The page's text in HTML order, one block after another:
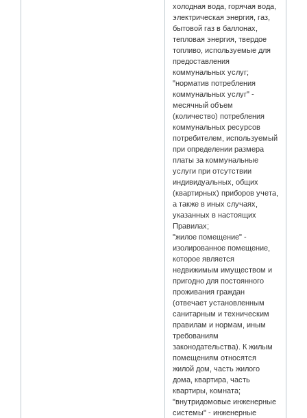
холодная вода, горячая вода,
электрическая энергия, газ,
бытовой газ в баллонах,
тепловая энергия, твердое
топливо, используемые для
предоставления
коммунальных услуг;
"норматив потребления
коммунальных услуг" -
месячный объем
(количество) потребления
коммунальных ресурсов
потребителем, используемый
при определении размера
платы за коммунальные
услуги при отсутствии
индивидуальных, общих
(квартирных) приборов учета,
а также в иных случаях,
указанных в настоящих
Правилах;
"жилое помещение" -
изолированное помещение,
которое является
недвижимым имуществом и
пригодно для постоянного
проживания граждан
(отвечает установленным
санитарным и техническим
правилам и нормам, иным
требованиям
законодательства). К жилым
помещениям относятся
жилой дом, часть жилого
дома, квартира, часть
квартиры, комната;
"внутридомовые инженерные
системы" - инженерные